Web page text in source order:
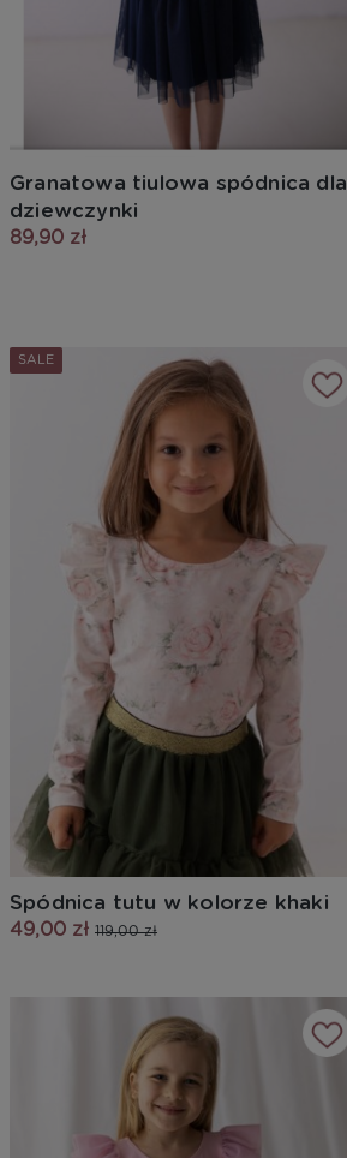
Granatowa tiulowa spódnica dla
dziewczynki
89,90 zł
Spódnica tutu w kolorze khaki
49,00 zł 119,00 zł
SALE